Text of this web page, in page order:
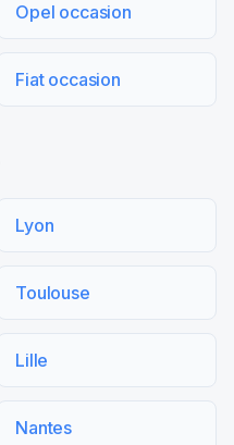
Opel occasion
Fiat occasion
Lyon
Toulouse
Lille
Nantes